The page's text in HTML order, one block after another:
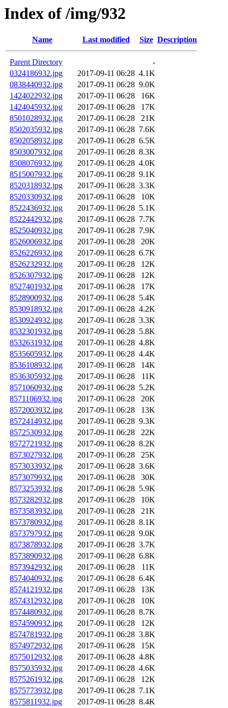
Index of /img/932
Name Last modified Size Description
Parent Directory
-
0324186932.jpg
2017-09-11 06:28 4.1K
0838440932.jpg
2017-09-11 06:28 9.0K
1424022932.jpg
2017-09-11 06:28
16K
1424045932.jpg
2017-09-11 06:28
17K
8501028932.jpg
2017-09-11 06:28
21K
8502035932.jpg
2017-09-11 06:28 7.6K
8502058932.jpg
2017-09-11 06:28 6.5K
8503007932.jpg
2017-09-11 06:28 8.3K
8508076932.jpg
2017-09-11 06:28 4.0K
8515007932.jpg
2017-09-11 06:28 9.1K
8520318932.jpg
2017-09-11 06:28 3.3K
8520330932.jpg
2017-09-11 06:28
10K
8522436932.jpg
2017-09-11 06:28 5.1K
8522442932.jpg
2017-09-11 06:28 7.7K
8525040932.jpg
2017-09-11 06:28 7.9K
8526006932.jpg
2017-09-11 06:28
20K
8526226932.jpg
2017-09-11 06:28 6.7K
8526232932.jpg
2017-09-11 06:28
12K
8526307932.jpg
2017-09-11 06:28
12K
8527401932.jpg
2017-09-11 06:28
17K
8528900932.jpg
2017-09-11 06:28 5.4K
8530918932.jpg
2017-09-11 06:28 4.2K
8530924932.jpg
2017-09-11 06:28 3.3K
8532301932.jpg
2017-09-11 06:28 5.8K
8532631932.jpg
2017-09-11 06:28 4.8K
8535605932.jpg
2017-09-11 06:28 4.4K
8536108932.jpg
2017-09-11 06:28
14K
8536305932.jpg
2017-09-11 06:28
11K
8571060932.jpg
2017-09-11 06:28 5.2K
8571106932.jpg
2017-09-11 06:28
20K
8572003932.jpg
2017-09-11 06:28
13K
8572414932.jpg
2017-09-11 06:28 9.3K
8572530932.jpg
2017-09-11 06:28
22K
8572721932.jpg
2017-09-11 06:28 8.2K
8573027932.jpg
2017-09-11 06:28
25K
8573033932.jpg
2017-09-11 06:28 3.6K
8573079932.jpg
2017-09-11 06:28
30K
8573253932.jpg
2017-09-11 06:28 5.9K
8573282932.jpg
2017-09-11 06:28
10K
8573583932.jpg
2017-09-11 06:28
21K
8573780932.jpg
2017-09-11 06:28 8.1K
8573797932.jpg
2017-09-11 06:28 9.0K
8573878932.jpg
2017-09-11 06:28 3.7K
8573890932.jpg
2017-09-11 06:28 6.8K
8573942932.jpg
2017-09-11 06:28
11K
8574040932.jpg
2017-09-11 06:28 6.4K
8574121932.jpg
2017-09-11 06:28
13K
8574312932.jpg
2017-09-11 06:28
10K
8574480932.jpg
2017-09-11 06:28 8.7K
8574590932.jpg
2017-09-11 06:28
12K
8574781932.jpg
2017-09-11 06:28 3.8K
8574972932.jpg
2017-09-11 06:28
15K
8575012932.jpg
2017-09-11 06:28 4.8K
8575035932.jpg
2017-09-11 06:28 4.6K
8575261932.jpg
2017-09-11 06:28
12K
8575773932.jpg
2017-09-11 06:28 7.1K
8575811932.jpg
2017-09-11 06:28 8.4K